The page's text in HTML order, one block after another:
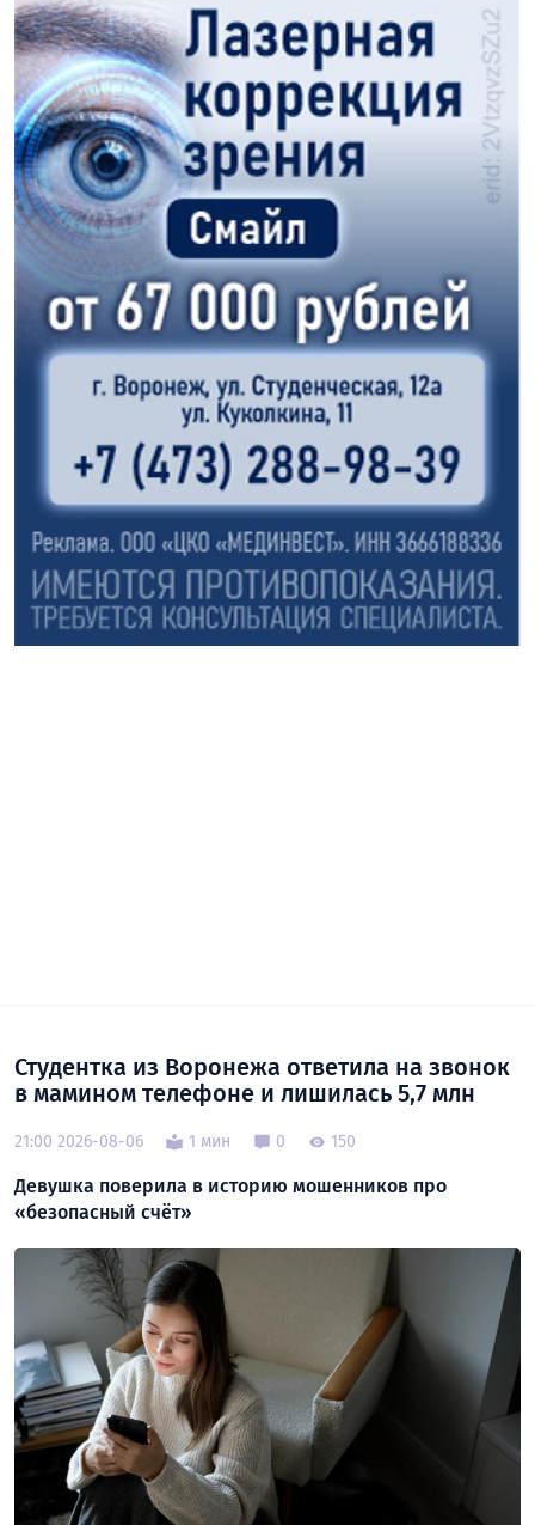
Студентка из Воронежа ответила на звонок
в мамином телефоне и лишилась 5,7 млн
21:00 2026-08-06 1 мин 0 150
Девушка поверила в историю мошенников про
«безопасный счёт»